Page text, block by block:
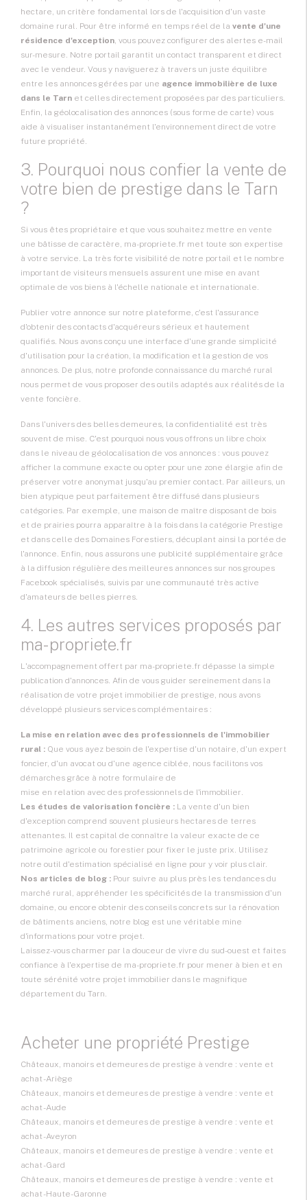
hectare, un critère fondamental lors de l'acquisition d'un vaste
domaine rural. Pour être informé en temps réel de la vente d'une
résidence d'exception, vous pouvez configurer des alertes e-mail
sur-mesure. Notre portail garantit un contact transparent et direct
avec le vendeur. Vous y naviguerez à travers un juste équilibre
entre les annonces gérées par une agence immobilière de luxe
dans le Tarn et celles directement proposées par des particuliers.
Enfin, la géolocalisation des annonces (sous forme de carte) vous
aide à visualiser instantanément l'environnement direct de votre
future propriété.
3. Pourquoi nous confier la vente de
votre bien de prestige dans le Tarn
?
Si vous êtes propriétaire et que vous souhaitez mettre en vente
une bâtisse de caractère, ma-propriete.fr met toute son expertise
à votre service. La très forte visibilité de notre portail et le nombre
important de visiteurs mensuels assurent une mise en avant
optimale de vos biens à l'échelle nationale et internationale.
Publier votre annonce sur notre plateforme, c'est l'assurance
d'obtenir des contacts d'acquéreurs sérieux et hautement
qualifiés. Nous avons conçu une interface d'une grande simplicité
d'utilisation pour la création, la modification et la gestion de vos
annonces. De plus, notre profonde connaissance du marché rural
nous permet de vous proposer des outils adaptés aux réalités de la
vente foncière.
Dans l'univers des belles demeures, la confidentialité est très
souvent de mise. C'est pourquoi nous vous offrons un libre choix
dans le niveau de géolocalisation de vos annonces : vous pouvez
afficher la commune exacte ou opter pour une zone élargie afin de
préserver votre anonymat jusqu'au premier contact. Par ailleurs, un
bien atypique peut parfaitement être diffusé dans plusieurs
catégories. Par exemple, une maison de maître disposant de bois
et de prairies pourra apparaître à la fois dans la catégorie Prestige
et dans celle des Domaines Forestiers, décuplant ainsi la portée de
l'annonce. Enfin, nous assurons une publicité supplémentaire grâce
à la diffusion régulière des meilleures annonces sur nos groupes
Facebook spécialisés, suivis par une communauté très active
d'amateurs de belles pierres.
4. Les autres services proposés par
ma-propriete.fr
L'accompagnement offert par ma-propriete.fr dépasse la simple
publication d'annonces. Afin de vous guider sereinement dans la
réalisation de votre projet immobilier de prestige, nous avons
développé plusieurs services complémentaires :
La mise en relation avec des professionnels de l'immobilier
rural : Que vous ayez besoin de l'expertise d'un notaire, d'un expert
foncier, d'un avocat ou d'une agence ciblée, nous facilitons vos
démarches grâce à notre formulaire de
mise en relation avec des professionnels de l'immobilier.
Les études de valorisation foncière : La vente d'un bien
d'exception comprend souvent plusieurs hectares de terres
attenantes. Il est capital de connaître la valeur exacte de ce
patrimoine agricole ou forestier pour fixer le juste prix. Utilisez
notre outil d'estimation spécialisé en ligne pour y voir plus clair.
Nos articles de blog : Pour suivre au plus près les tendances du
marché rural, appréhender les spécificités de la transmission d'un
domaine, ou encore obtenir des conseils concrets sur la rénovation
de bâtiments anciens, notre blog est une véritable mine
d'informations pour votre projet.
Laissez-vous charmer par la douceur de vivre du sud-ouest et faites
confiance à l'expertise de ma-propriete.fr pour mener à bien et en
toute sérénité votre projet immobilier dans le magnifique
département du Tarn.
Acheter une propriété Prestige
Châteaux, manoirs et demeures de prestige à vendre : vente et
achat - Ariège
Châteaux, manoirs et demeures de prestige à vendre : vente et
achat - Aude
Châteaux, manoirs et demeures de prestige à vendre : vente et
achat - Aveyron
Châteaux, manoirs et demeures de prestige à vendre : vente et
achat - Gard
Châteaux, manoirs et demeures de prestige à vendre : vente et
achat - Haute-Garonne